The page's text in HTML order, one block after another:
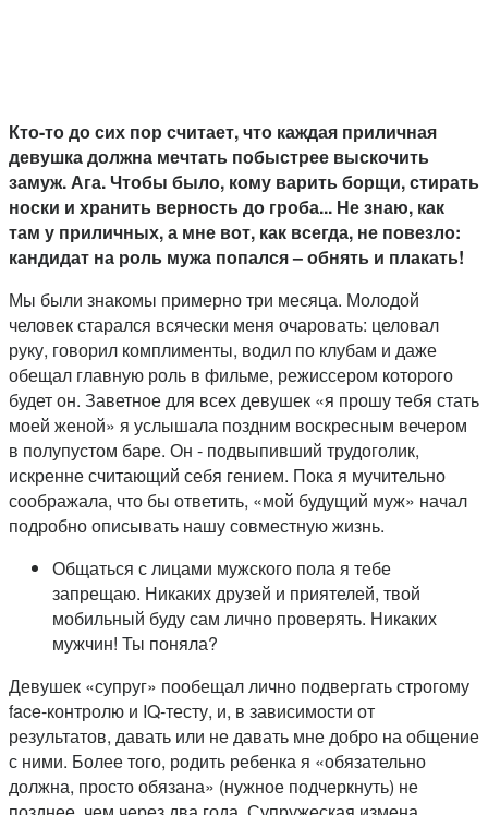
Кто-то до сих пор считает, что каждая приличная
девушка должна мечтать побыстрее выскочить
замуж. Ага. Чтобы было, кому варить борщи, стирать
носки и хранить верность до гроба... Не знаю, как
там у приличных, а мне вот, как всегда, не повезло:
кандидат на роль мужа попался – обнять и плакать!
Мы были знакомы примерно три месяца. Молодой
человек старался всячески меня очаровать: целовал
руку, говорил комплименты, водил по клубам и даже
обещал главную роль в фильме, режиссером которого
будет он. Заветное для всех девушек «я прошу тебя стать
моей женой» я услышала поздним воскресным вечером
в полупустом баре. Он - подвыпивший трудоголик,
искренне считающий себя гением. Пока я мучительно
соображала, что бы ответить, «мой будущий муж» начал
подробно описывать нашу совместную жизнь.
Общаться с лицами мужского пола я тебе
запрещаю. Никаких друзей и приятелей, твой
мобильный буду сам лично проверять. Никаких
мужчин! Ты поняла?
Девушек «супруг» пообещал лично подвергать строгому
face-контролю и IQ-тесту, и, в зависимости от
результатов, давать или не давать мне добро на общение
с ними. Более того, родить ребенка я «обязательно
должна, просто обязана» (нужное подчеркнуть) не